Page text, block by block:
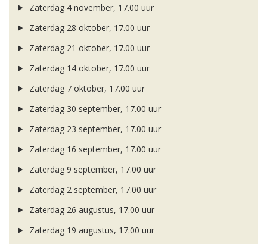
Zaterdag 4 november, 17.00 uur
Zaterdag 28 oktober, 17.00 uur
Zaterdag 21 oktober, 17.00 uur
Zaterdag 14 oktober, 17.00 uur
Zaterdag 7 oktober, 17.00 uur
Zaterdag 30 september, 17.00 uur
Zaterdag 23 september, 17.00 uur
Zaterdag 16 september, 17.00 uur
Zaterdag 9 september, 17.00 uur
Zaterdag 2 september, 17.00 uur
Zaterdag 26 augustus, 17.00 uur
Zaterdag 19 augustus, 17.00 uur